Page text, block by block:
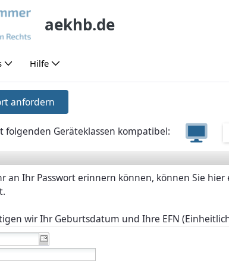
aekhb.de
Hilfe
anfordern
anfordern
folgenden Geräteklassen kompatibel:
an Ihr Passwort erinnern können, können Sie
wir Ihr Geburtsdatum und Ihre EFN